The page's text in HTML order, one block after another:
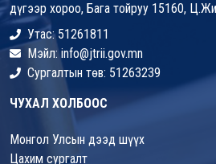
дүгээр хороо, Бага тойруу 15160,
Утас: 51261811
Мэйл: info@jtrii.gov.mn
Сургалтын төв: 51263239
ЧУХАЛ ХОЛБООС
Монгол Улсын дээд шүүх
Цахим сургалт